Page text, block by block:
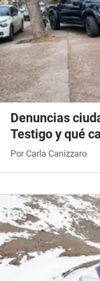
Denuncias
Testigo y qué
Por Carla Canizzaro